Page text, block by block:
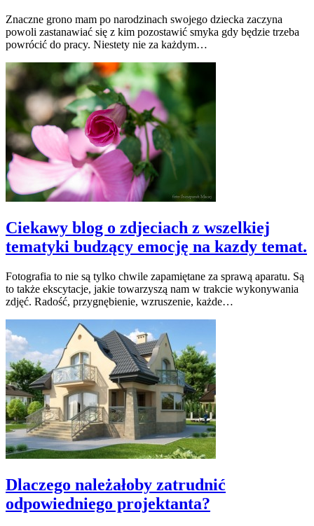
Znaczne grono mam po narodzinach swojego dziecka zaczyna
powoli zastanawiać się z kim pozostawić smyka gdy będzie trzeba
powrócić do pracy. Niestety nie za każdym…
Ciekawy blog o zdjeciach z wszelkiej
tematyki budzący emocję na kazdy temat.
Fotografia to nie są tylko chwile zapamiętane za sprawą aparatu. Są
to także ekscytacje, jakie towarzyszą nam w trakcie wykonywania
zdjęć. Radość, przygnębienie, wzruszenie, każde…
Dlaczego należałoby zatrudnić
odpowiedniego projektanta?